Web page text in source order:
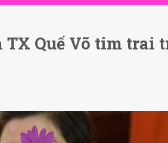
Quế Võ tim trai